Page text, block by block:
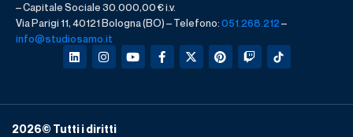
– Capitale Sociale 30.000,00 € i.v.
Via Parigi 11, 40121 Bologna (BO) – Telefono:051.268.212–
info@studiosamo.it
2026© Tutti i diritti